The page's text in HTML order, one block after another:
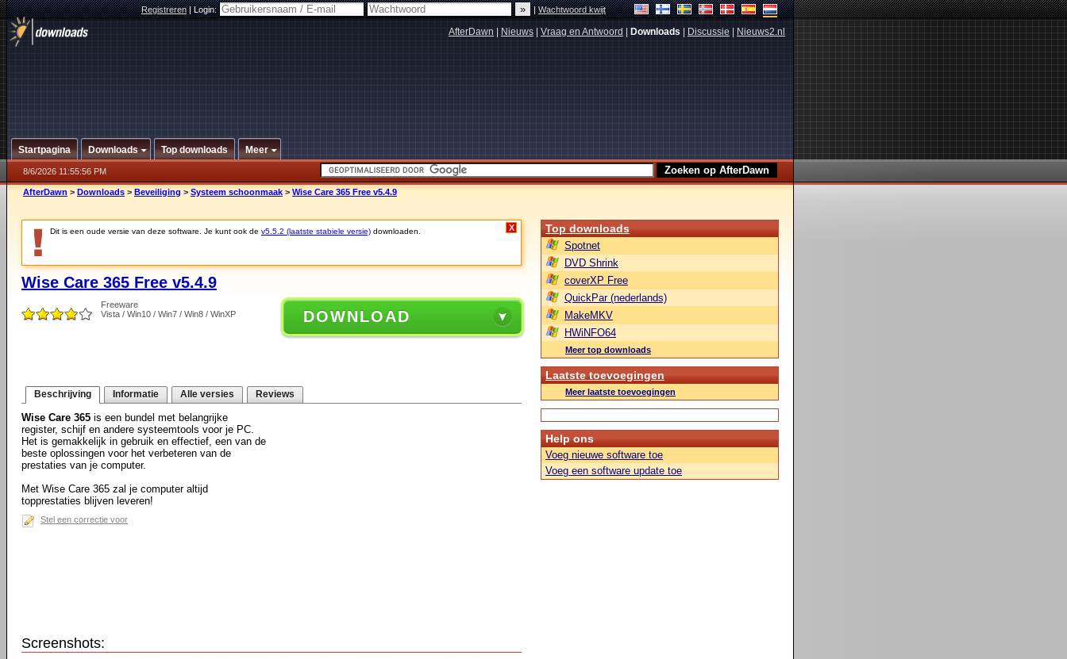
Registreren|Login: |Wachtwoord kwijt
AfterDawn Nieuws Vraag en Antwoord Downloads Discussie Nieuws2.nl
Startpagina Downloads Top downloads Meer
8/6/2026 11:55:56 PM
AfterDawn > Downloads > Beveiliging > Systeem schoonmaak > Wise Care 365 Free v5.4.9
Dit is een oude versie van deze software. Je kunt ook de v5.5.2 (laatste stabiele versie) downloaden. X
Wise Care 365 Free v5.4.9
Freeware
Vista / Win10 / Win7 / Win8 / WinXP
DOWNLOAD
Beschrijving Informatie Alle versies Reviews
Wise Care 365 is een bundel met belangrijke
register, schijf en andere systeemtools voor je PC.
Het is gemakkelijk in gebruik en effectief, een van de
beste oplossingen voor het verbeteren van de
prestaties van je computer.
Met Wise Care 365 zal je computer altijd
topprestaties blijven leveren!
Stel een correctie voor
Screenshots:
Top downloads
Spotnet
DVD Shrink
coverXP Free
QuickPar (nederlands)
MakeMKV
HWiNFO64
Meer top downloads
Laatste toevoegingen
Meer laatste toevoegingen
Help ons
Voeg nieuwe software toe
Voeg een software update toe